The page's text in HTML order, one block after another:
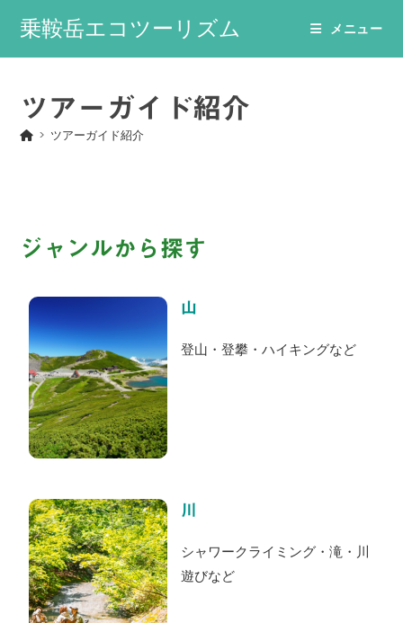
テ
乗鞍岳エコツーリズム メニュー
ツアーガイド紹介
> ツアーガイド紹介
ジャンルから探す
山
登山・登攀・ハイキングなど
川
シャワークライミング・滝・川
遊びなど